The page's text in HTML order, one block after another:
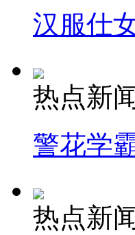
汉服仕
热点新
警花学
热点新